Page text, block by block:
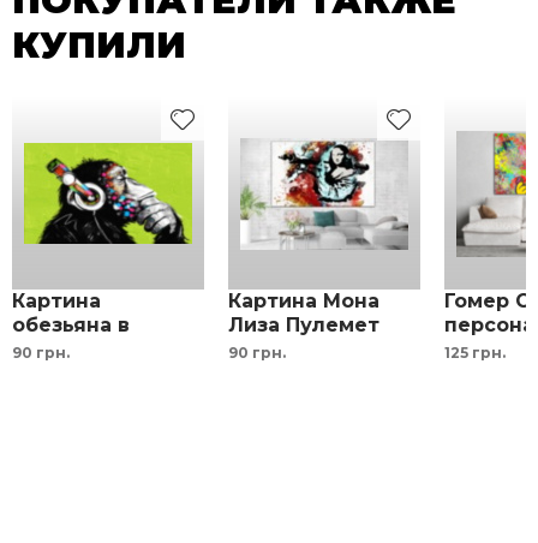
Дизайнер сделает монтаж по вашему фото чтобы вы
были точно уверены в выборе.
КУПИЛИ
Картина
обезьяна в
наушниках
90 грн.
Картина Мона
Лиза Пулемет
интерьерная
90 грн.
Гомер
125 грн.